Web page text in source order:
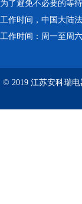
为了避免不必要的等
工作时间，中国大陆
工作时间：周一至周
© 2019 江苏安科瑞电